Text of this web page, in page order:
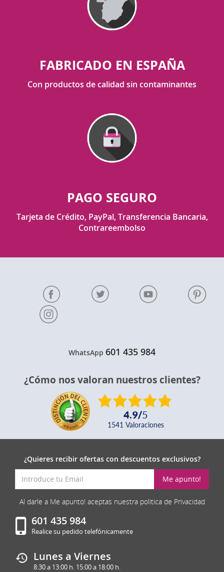
FABRICADO EN ESPAÑA
Con productos de calidad sin contaminantes
PAGO SEGURO
Tarjeta de Crédito, PayPal, Transferencia Bancaria,
Contrareembolso
WhatsApp 601 435 984
¿Cómo nos valoran nuestros clientes?
4.9/5
1541 valoraciones
¿Quieres recibir ofertas con descuentos exclusivos?
Me apunto!
Al darle a Me apunto! aceptas nuestra politica de Privacidad
601 435 984
Realice su pedido telefónicamente
Lunes a Viernes
8:30 a 13:00 h. 15:00 a 18:00 h.